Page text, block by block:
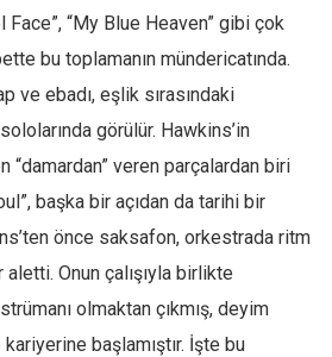
Face”, “My Blue Heaven” gibi çok
bu toplamanın mündericatında.
ve ebadı, eşlik sırasındaki
görülür. Hawkins’in
“damardan” veren parçalardan biri
başka bir açıdan da tarihi bir
önce saksafon, orkestrada ritm
Onun çalışıyla birlikte
olmaktan çıkmış, deyim
başlamıştır. İşte bu